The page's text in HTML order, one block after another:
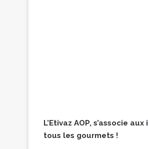
L’Etivaz AOP, s’associe
tous les gourmets !